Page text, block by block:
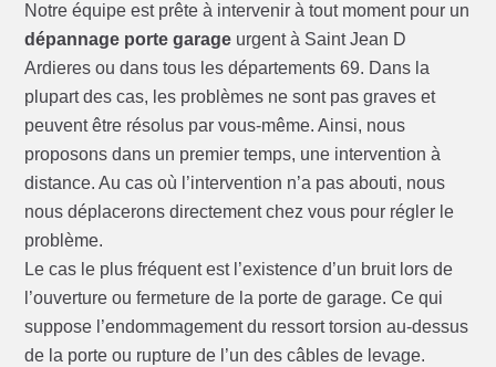
Notre équipe est prête à intervenir à tout moment pour un
dépannage porte garage urgent à Saint Jean D
Ardieres ou dans tous les départements 69. Dans la
plupart des cas, les problèmes ne sont pas graves et
peuvent être résolus par vous-même. Ainsi, nous
proposons dans un premier temps, une intervention à
distance. Au cas où l’intervention n’a pas abouti, nous
nous déplacerons directement chez vous pour régler le
problème.
Le cas le plus fréquent est l’existence d’un bruit lors de
l’ouverture ou fermeture de la porte de garage. Ce qui
suppose l’endommagement du ressort torsion au-dessus
de la porte ou rupture de l’un des câbles de levage.